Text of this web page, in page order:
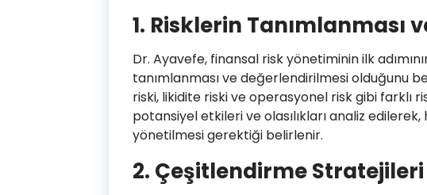
1. Risklerin Tanımlanması
Dr. Ayavefe, finansal risk yönetiminin ilk
tanımlanması ve değerlendirilmesi olduğunu
riski, likidite riski ve operasyonel risk gibi farklı
potansiyel etkileri ve olasılıkları analiz
yönetilmesi gerektiği belirlenir.
2. Çeşitlendirme Stratejileri